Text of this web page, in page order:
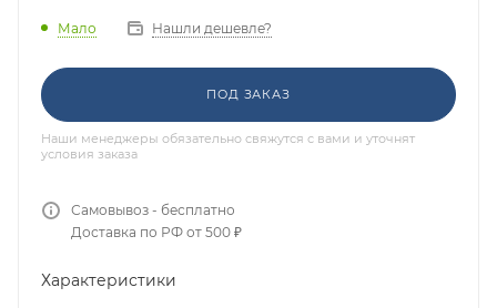
Мало Нашли дешевле?
ПОД ЗАКАЗ
Наши менеджеры обязательно свяжутся с вами и уточнят
условия заказа
Самовывоз - бесплатно
Доставка по РФ от 500 ₽
Характеристики